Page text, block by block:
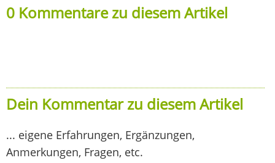
0 Kommentare zu diesem Artikel
Dein Kommentar zu diesem Artikel
... eigene Erfahrungen, Ergänzungen,
Anmerkungen, Fragen, etc.